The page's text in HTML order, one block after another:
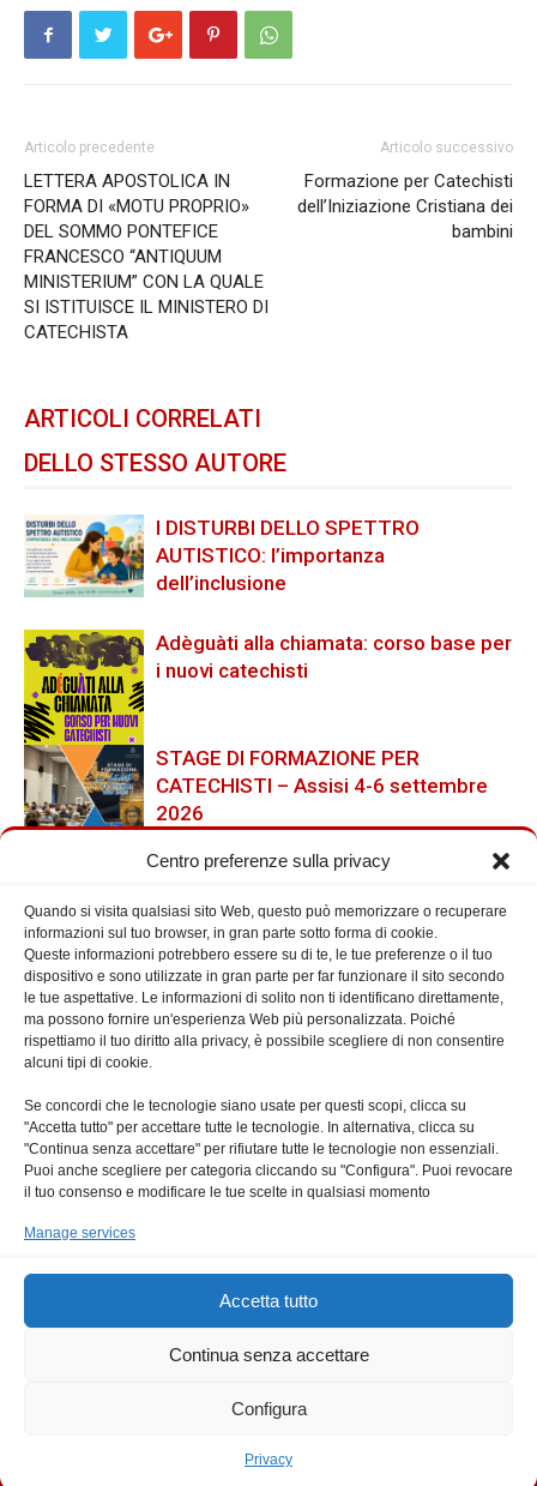
Centro preferenze sulla privacy
Quando si visita qualsiasi sito Web, questo può memorizzare o recuperare
informazioni sul tuo browser, in gran parte sotto forma di cookie.
Queste informazioni potrebbero essere su di te, le tue preferenze o il tuo
dispositivo e sono utilizzate in gran parte per far funzionare il sito secondo
le tue aspettative. Le informazioni di solito non ti identificano direttamente,
ma possono fornire un'esperienza Web più personalizzata. Poiché
rispettiamo il tuo diritto alla privacy, è possibile scegliere di non consentire
alcuni tipi di cookie.
Se concordi che le tecnologie siano usate per questi scopi, clicca su
"Accetta tutto" per accettare tutte le tecnologie. In alternativa, clicca su
"Continua senza accettare" per rifiutare tutte le tecnologie non essenziali.
Puoi anche scegliere per categoria cliccando su "Configura". Puoi revocare
il tuo consenso e modificare le tue scelte in qualsiasi momento
Manage services
Accetta tutto
Continua senza accettare
Configura
Privacy
Articolo precedente
LETTERA APOSTOLICA IN
FORMA DI «MOTU PROPRIO»
DEL SOMMO PONTEFICE
FRANCESCO “ANTIQUUM
MINISTERIUM” CON LA QUALE
SI ISTITUISCE IL MINISTERO DI
CATECHISTA
Articolo successivo
Formazione per Catechisti
dell’Iniziazione Cristiana dei
bambini
ARTICOLI CORRELATI
DELLO STESSO AUTORE
I DISTURBI DELLO SPETTRO
AUTISTICO: l’importanza
dell’inclusione
Adèguàti alla chiamata: corso base per
i nuovi catechisti
STAGE DI FORMAZIONE PER
CATECHISTI – Assisi 4-6 settembre
2026
Cerca nel Sito
Prossimi Eventi
Privacy
Copyright © Ufficio Catechistico |